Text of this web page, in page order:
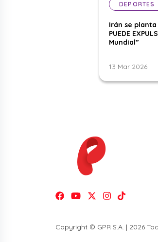
DEPORTES
Irán se planta
PUEDE
Mundial”
13 Mar 2026
Copyright © GPR S.A. | 2026